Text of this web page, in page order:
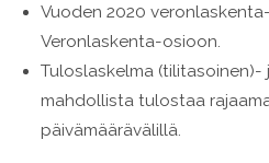
Vuoden 2020
Veronlaskenta-osioon.
Tuloslaskelma
mahdollista tulostaa
päivämäärävälillä.